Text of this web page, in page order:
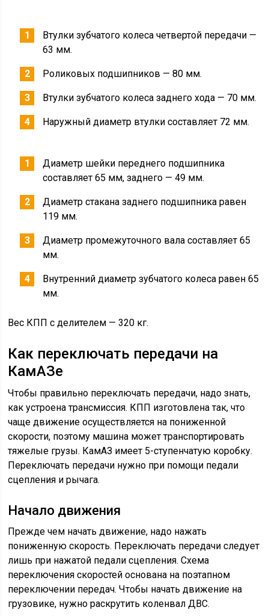
Втулки зубчатого колеса четвертой передачи —
63 мм.
Роликовых подшипников — 80 мм.
Втулки зубчатого колеса заднего хода — 70 мм.
Наружный диаметр втулки составляет 72 мм.
Диаметр шейки переднего подшипника
составляет 65 мм, заднего — 49 мм.
Диаметр стакана заднего подшипника равен
119 мм.
Диаметр промежуточного вала составляет 65
мм.
Внутренний диаметр зубчатого колеса равен 65
мм.
Вес КПП с делителем — 320 кг.
Как переключать передачи на
КамАЗе
Чтобы правильно переключать передачи, надо знать,
как устроена трансмиссия. КПП изготовлена так, что
чаще движение осуществляется на пониженной
скорости, поэтому машина может транспортировать
тяжелые грузы. КамАЗ имеет 5-ступенчатую коробку.
Переключать передачи нужно при помощи педали
сцепления и рычага.
Начало движения
Прежде чем начать движение, надо нажать
пониженную скорость. Переключать передачи следует
лишь при нажатой педали сцепления. Схема
переключения скоростей основана на поэтапном
переключении передач. Чтобы начать движение на
грузовике, нужно раскрутить коленвал ДВС.